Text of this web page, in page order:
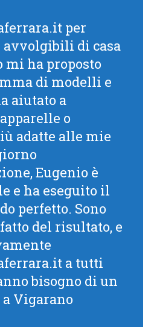
per
di casa
mi ha proposto
di modelli e
aiutato a
o
adatte alle mie
Eugenio è
e ha eseguito il
perfetto. Sono
del risultato, e
a tutti
bisogno di un
Vigarano